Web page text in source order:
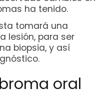
ha tenido.
tomará una
lesión, para ser
biopsia, y así
oral